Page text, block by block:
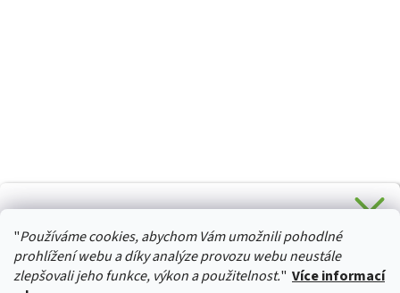
"Používáme cookies, abychom Vám umožnili pohodlné
prohlížení webu a díky analýze provozu webu neustále
zlepšovali jeho funkce, výkon a použitelnost." Více informací
HURTTA-COLLECTION.CZ
Stačí se přihlásit k odběru novinek z našeho obchodu a je
Vaše :)